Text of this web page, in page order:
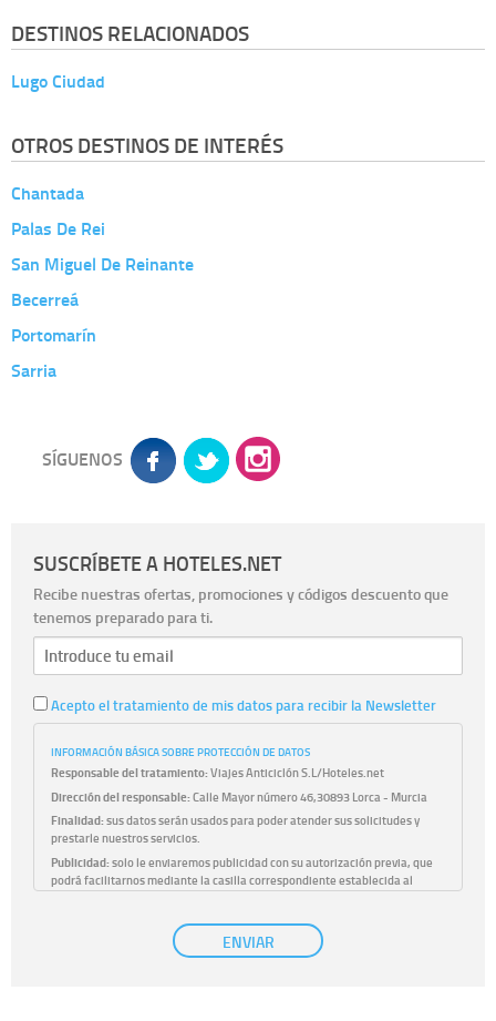
DESTINOS RELACIONADOS
Lugo Ciudad
OTROS DESTINOS DE INTERÉS
Chantada
Palas De Rei
San Miguel De Reinante
Becerreá
Portomarín
Sarria
SÍGUENOS
SUSCRÍBETE A HOTELES.NET
Recibe nuestras ofertas, promociones y códigos descuento que
tenemos preparado para ti.
Acepto el tratamiento de mis datos para recibir la Newsletter
INFORMACIÓN BÁSICA SOBRE PROTECCIÓN DE DATOS
Responsable del tratamiento:Viajes Anticiclón S.L/Hoteles.net
Dirección del responsable:Calle Mayor número 46,30893 Lorca - Murcia
Finalidad:sus datos serán usados para poder atender sus solicitudes y
prestarle nuestros servicios.
Publicidad:solo le enviaremos publicidad con su autorización previa, que
podrá facilitarnos mediante la casilla correspondiente establecida al
únicamente trataremos sus datos con su consentimiento
previo, que podrá facilitarnos mediante la casilla correspondiente
ENVIAR